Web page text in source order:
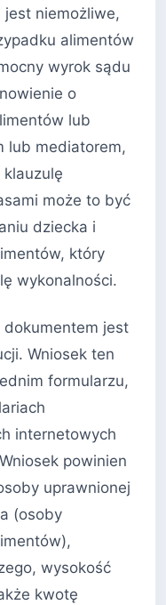
jest niemożliwe,
alimentów
wyrok sądu
o
lub
lub mediatorem,
klauzulę
może to być
dziecka i
który
wykonalności.
dokumentem jest
Wniosek ten
formularzu,
internetowych
powinien
uprawnionej
(osoby
wysokość
kwotę